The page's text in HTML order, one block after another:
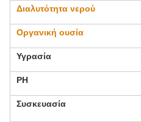
Διαλυτότητα νερού
Οργανική ουσία
Υγρασία
PH
Συσκευασία